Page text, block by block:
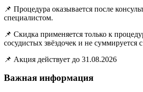
📌 Процедура оказывается после
специалистом.
📌 Скидка применяется только к
сосудистых звёздочек и не суммируется
📌 Акция действует до 31.08.2026
Важная информация